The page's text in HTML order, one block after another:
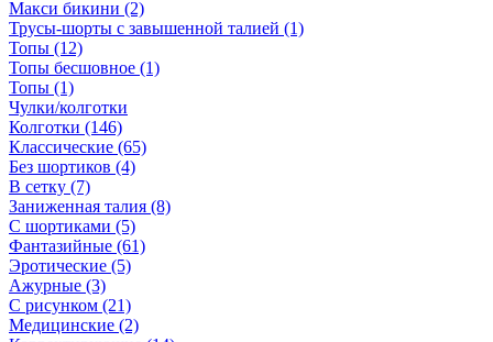
Макси бикини (2)
Трусы-шорты с завышенной талией (1)
Топы (12)
Топы бесшовное (1)
Топы (1)
Чулки/колготки
Колготки (146)
Классические (65)
Без шортиков (4)
В сетку (7)
Заниженная талия (8)
C шортиками (5)
Фантазийные (61)
Эротические (5)
Ажурные (3)
С рисунком (21)
Медицинские (2)